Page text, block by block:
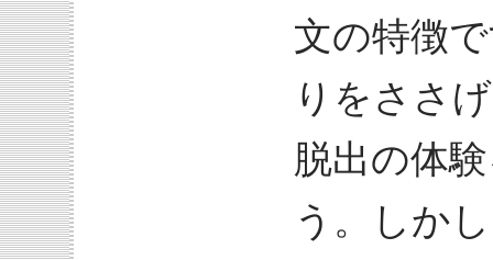
文の特徴
りをささ
脱出の体
う。しか